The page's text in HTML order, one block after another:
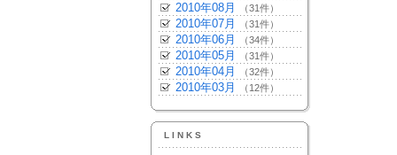
2010年08月 （31件）
2010年07月 （31件）
2010年06月 （34件）
2010年05月 （31件）
2010年04月 （32件）
2010年03月 （12件）
LINKS